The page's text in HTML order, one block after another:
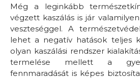
Még a leginkább
végzett kaszálás is jár
veszteséggel. A
lehet a negatív hatások teljes
olyan kaszálási rendszer
termelése mellett a
fennmaradását is képes